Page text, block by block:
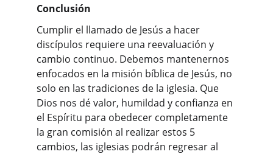
Conclusión
Cumplir el llamado de Jesús a hacer
discípulos requiere una reevaluación y
cambio continuo. Debemos mantenernos
enfocados en la misión bíblica de Jesús, no
solo en las tradiciones de la iglesia. Que
Dios nos dé valor, humildad y confianza en
el Espíritu para obedecer completamente
la gran comisión al realizar estos 5
cambios, las iglesias podrán regresar al